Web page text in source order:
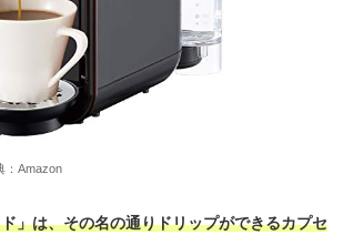
：Amazon
」は、その名の通りドリップができるカプセ